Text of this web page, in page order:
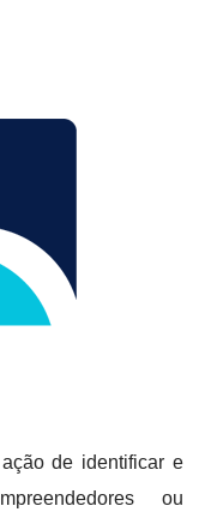
de identificar e
ou